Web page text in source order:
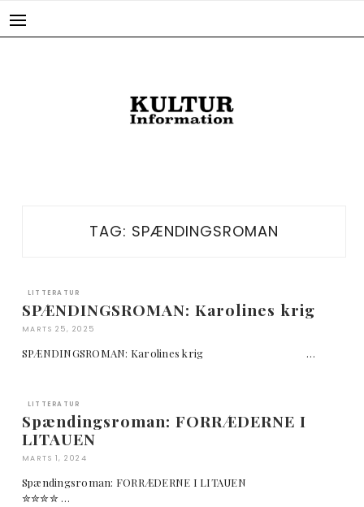
TAG: SPÆNDINGSROMAN
LITTERATUR
SPÆNDINGSROMAN: Karolines krig
MARTS 25, 2025
SPÆNDINGSROMAN: Karolines krig …
LITTERATUR
Spændingsroman: FORRÆDERNE I
LITAUEN
MARTS 1, 2024
Spændingsroman: FORRÆDERNE I LITAUEN
✮✮✮✮ …